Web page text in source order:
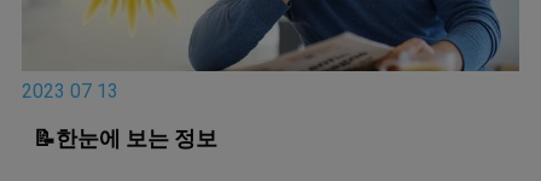
2023 07 13
📝한눈에 보는 정보